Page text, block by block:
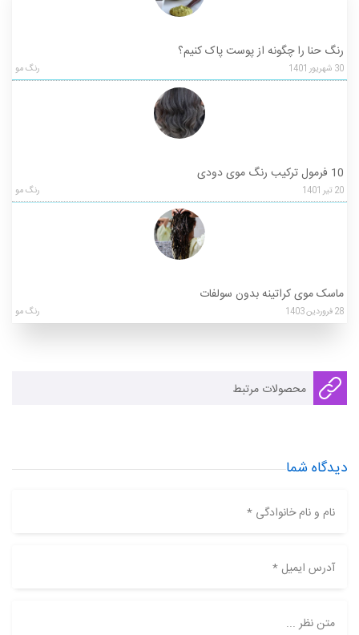
رنگ حنا را چگونه از پوست پاک کنیم؟
30 شهریور 1401 رنگ مو
10 فرمول ترکیب رنگ موی دودی
20تیر 1401 رنگ مو
ماسک موی کراتینه بدون سولفات
28فروردین1403 رنگ مو
محصولات مرتبط
دیدگاه شما
نام و نام خانوادگی *
آدرس ایمیل *
متن نظر ...